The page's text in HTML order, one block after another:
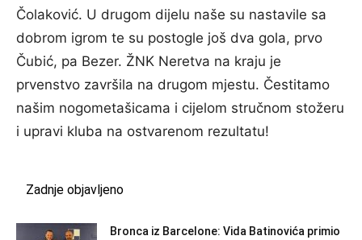
Čolaković. U drugom dijelu naše su nastavile sa
dobrom igrom te su postogle još dva gola, prvo
Čubić, pa Bezer. ŽNK Neretva na kraju je
prvenstvo završila na drugom mjestu. Čestitamo
našim nogometašicama i cijelom stručnom stožeru
i upravi kluba na ostvarenom rezultatu!
Zadnje objavljeno
Bronca iz Barcelone: Vida Batinovića primio